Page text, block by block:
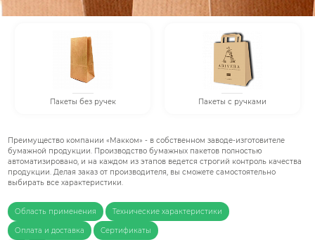
Пакеты без ручек Пакеты с ручками
Преимущество компании «Макком» - в собственном заводе-изготовителе
бумажной продукции. Производство бумажных пакетов полностью
автоматизировано, и на каждом из этапов ведется строгий контроль качества
продукции. Делая заказ от производителя, вы сможете самостоятельно
выбирать все характеристики.
Область применения Технические характеристики
Оплата и доставка Сертификаты